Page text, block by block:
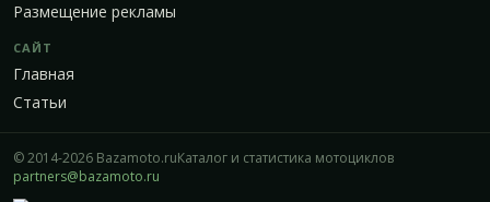
Размещение рекламы
САЙТ
Главная
Статьи
© 2014-2026 Bazamoto.ruКаталог и статистика мотоциклов
partners@bazamoto.ru